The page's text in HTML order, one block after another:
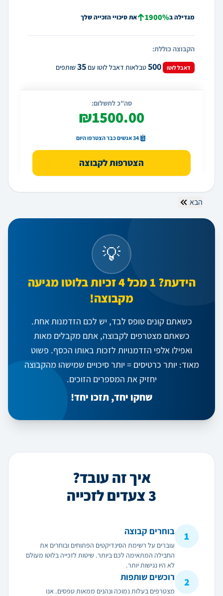
מגדילה ב1900% את סיכויי הזכייה שלך
הקבוצה כוללת:
דאבל לוטו 500טבלאות דאבל לוטו עם 35שותפים
סה"כ לתשלום:
₪1500.00
34 אנשים כבר הצטרפו היום
הצטרפות לקבוצה
הבא
💡
הידעת? 1 מכל 4 זכיות בלוטו מגיעה
מקבוצה!
כשאתם קונים טופס לבד, יש לכם הזדמנות אחת.
כשאתם מצטרפים לקבוצה, אתם מקבלים מאות
ואפילו אלפי הזדמנויות לזכות באותו הכסף. פשוט
מאוד: יותר כרטיסים = יותר סיכויים שמישהו מהקבוצה
יחזיק את המספרים הזוכים.
שחקו יחד, תזכו יחד!
איך זה עובד?
3 צעדים לזכייה
1 בוחרים קבוצה
עוברים על רשימת הסינדיקטים הפתוחים ובוחרים את
החבילה המתאימה לכם ביותר. שיטות לזכייה בלוטו מעולם
לא היו נגישות יותר.
2 רוכשים שותפות
מצטרפים בעלות נמוכה ונהנים ממאות טפסים. אנו